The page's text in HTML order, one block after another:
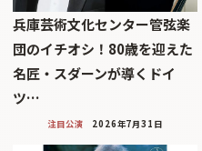
兵庫芸術文化センター管弦楽
団のイチオシ！80歳を迎えた
名匠・スダーンが導くドイ
ツ…
注目公演 2026年7月31日